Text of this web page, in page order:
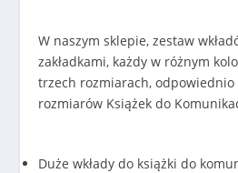
W naszym sklepie, zestaw
zakładkami, każdy w różnym
trzech rozmiarach,
rozmiarów Książek do
Duże wkłady do książki do